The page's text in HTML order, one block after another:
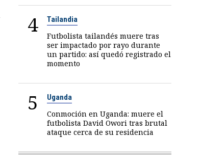
4 Tailandia
Futbolista tailandés muere tras
ser impactado por rayo durante
un partido: así quedó registrado el
momento
5 Uganda
Conmoción en Uganda: muere el
futbolista David Owori tras brutal
ataque cerca de su residencia